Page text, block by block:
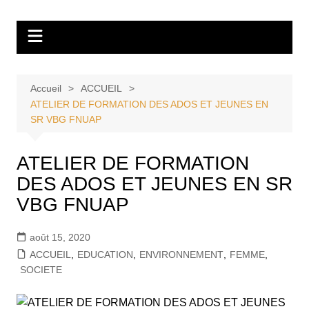
contenu
Tvdescollines
Accueil
ACCUEIL
ATELIER DE FORMATION DES ADOS ET JEUNES EN
SR VBG FNUAP
ATELIER DE FORMATION
DES ADOS ET JEUNES EN SR
VBG FNUAP
août 15, 2020
ACCUEIL
EDUCATION ENVIRONNEMENT, FEMME,
SOCIETE